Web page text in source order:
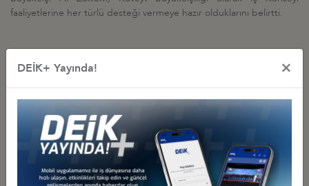
faaliyetlerine her türlü desteği vermeye hazır olduklarını belirtti.
İş Konseyi ile Alakalı Diğer Etkinlikler
"WEBINAR: REPORT LAUNCH BILATERAL TRADE AND FOREIGN
DIRECT INVESTMENT FOR KUWAIT AND TURKEY: LEVERAGING
ECONOMIC RELATIONS TO PROMOTE FURTHER GROWTH "
04 Kasım 2021 Perşembe Türkiye - Kuveyt İş Konseyi
DEİK+ Yayında! ×